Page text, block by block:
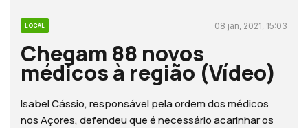
LOCAL 08 jan, 2021, 15:03
Chegam 88 novos
médicos à região (Vídeo)
Isabel Cássio, responsável pela ordem dos médicos
nos Açores, defendeu que é necessário acarinhar os